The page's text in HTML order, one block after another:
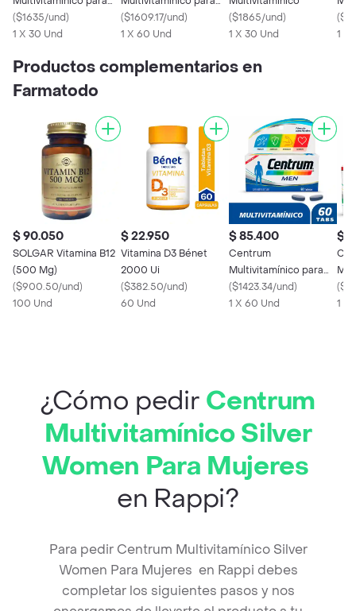
hombres y mujeres
+50
($1635/und)
1 X 30 Und
Mayores de 50 Años
Silver Men
($1609.17/und)
1 X 60 Und
($1865/und)
1 X 30 Und
(
1 X
Productos complementarios en
Farmatodo
$ 90.050
SOLGAR Vitamina B12
(500 Mg)
($900.50/und)
100 Und
$ 22.950
Vitamina D3 Bénet
2000 Ui
($382.50/und)
60 Und
$ 85.400
Centrum
Multivitamínico para
Hombres
($1423.34/und)
1 X 60 Und
$
(
1 X
¿Cómo pedir Centrum
Multivitamínico Silver
Women Para Mujeres
en Rappi?
Para pedir Centrum Multivitamínico Silver
Women Para Mujeres en Rappi debes
completar los siguientes pasos y nos